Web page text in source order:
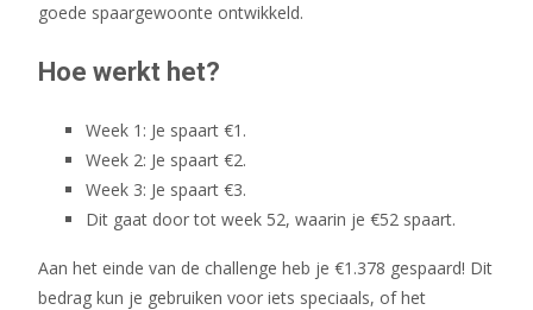
goede spaargewoonte ontwikkeld.
Hoe werkt het?
Week 1: Je spaart €1.
Week 2: Je spaart €2.
Week 3: Je spaart €3.
Dit gaat door tot week 52, waarin je €52 spaart.
Aan het einde van de challenge heb je €1.378 gespaard! Dit
bedrag kun je gebruiken voor iets speciaals, of het